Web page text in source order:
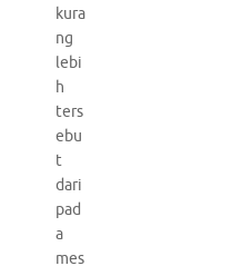
kura
ng
lebi
h
ters
ebu
t
dari
pad
a
mes